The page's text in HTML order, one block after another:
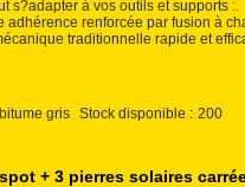
s?adapter à vos outils et supports :.
adhérence renforcée par fusion à
traditionnelle rapide et
gris Stock disponible : 200
spot + 3 pierres solaires